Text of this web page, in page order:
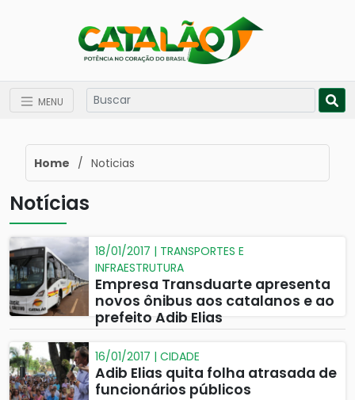
MENU
Home / Noticias
Notícias
18/01/2017 | TRANSPORTES E
INFRAESTRUTURA
Empresa Transduarte apresenta
novos ônibus aos catalanos e ao
prefeito Adib Elias
16/01/2017 | CIDADE
Adib Elias quita folha atrasada de
funcionários públicos